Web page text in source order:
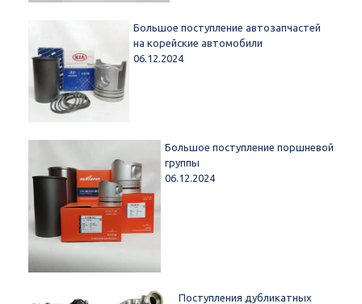
Большое поступление автозапчастей
на корейские автомобили
06.12.2024
Большое поступление поршневой
группы
06.12.2024
Поступления дубликатных